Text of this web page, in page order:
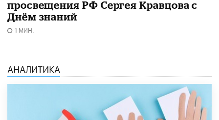
просвещения РФ Сергея Кравцова с
Днём знаний
1 МИН.
АНАЛИТИКА